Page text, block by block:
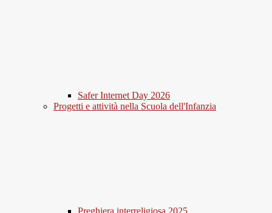
Safer Internet Day 2026
Progetti e attività nella Scuola dell'Infanzia